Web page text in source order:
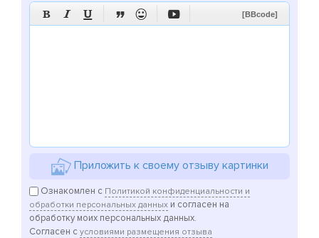
      [BBcode]
Приложить к своему отзыву картинки
Ознакомлен с Политикой конфиденциальности и
обработки персональных данных и согласен на
обработку моих персональных данных.
Согласен с условиями размещения отзыва